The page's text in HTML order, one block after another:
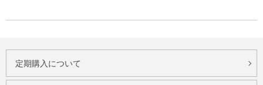
定期購入について